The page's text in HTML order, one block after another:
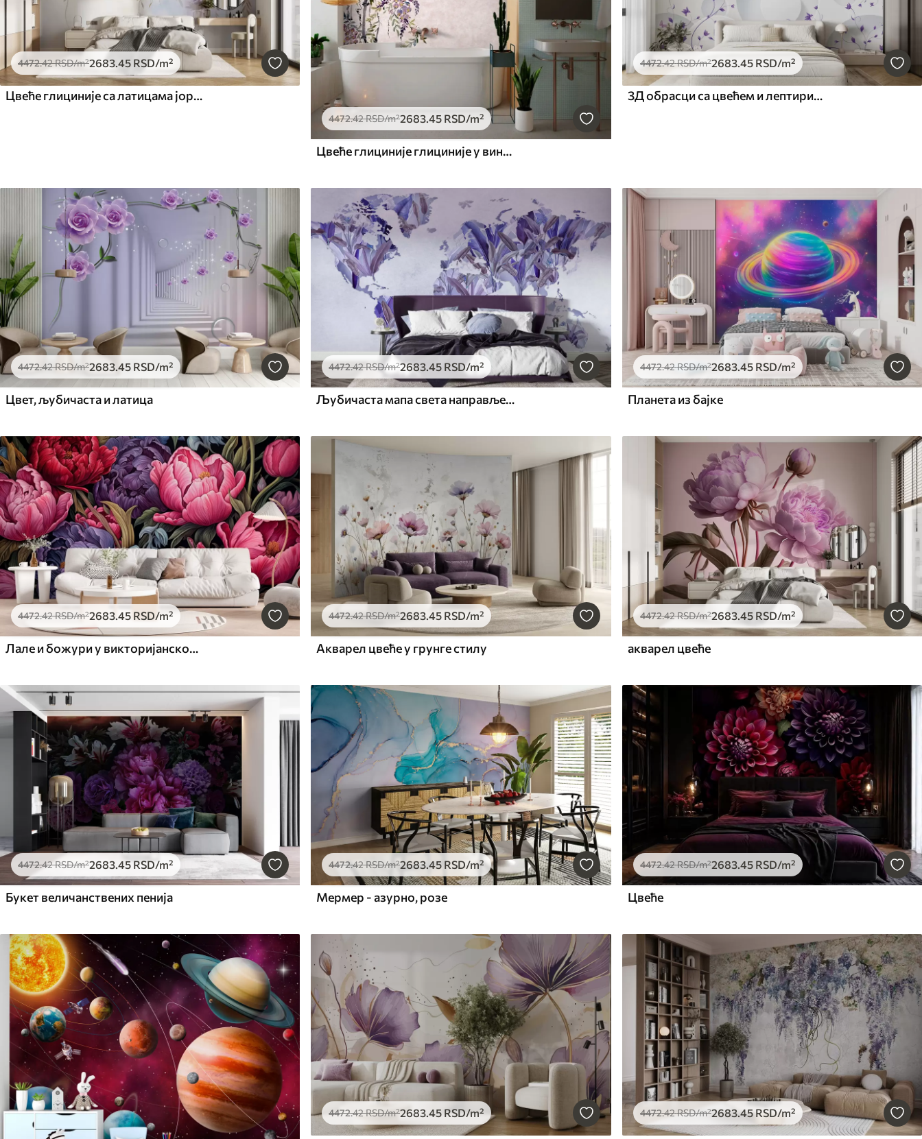
4472.42RSD/m²2683 .45 RSD/m²
Цвеће глициније са латицама јоргована и зеленим листовима који виси са грана, нежне пастелне боје, пастелна позадина
4472.42RSD/m²2683.45 RSD/m²
Цвеће глициније глициније у винтаге стилу
4472.42RSD/m²2683.45 RSD/m²
3Д обрасци са цвећем и лептирима
4472.42RSD/m²2683.45 RSD/m²
Цвет, љубичаста и латица
4472.42RSD/m²2683.45 RSD/m²
Љубичаста мапа света направљена од листова банане
4472.42RSD/m²2683.45 RSD/m²
Планета из бајке
4472.42RSD/m²2683.45 RSD/m²
Лале и божури у викторијанском стилу, у розе и љубичастим бојама
4472.42RSD/m²2683.45 RSD/m²
Акварел цвеће у грунге стилу
4472.42RSD/m²2683.45 RSD/m²
акварел цвеће
4472.42RSD/m²2683 .45 RSD/m²
Букет величанствених пенија
4472.42RSD/m²2683 .45 RSD/m²
Мермер - азурно, розе
4472.42RSD/m²2683.45 RSD/m²
Цвеће
4472.42RSD/m²2683.45 RSD/m² 4472.42RSD/m²2683.45RSD/m²